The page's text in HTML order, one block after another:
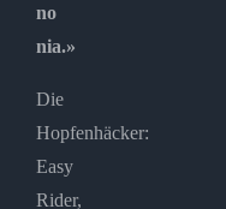
no
nia.»
Die
Hopfenhäcker:
Easy
Rider,